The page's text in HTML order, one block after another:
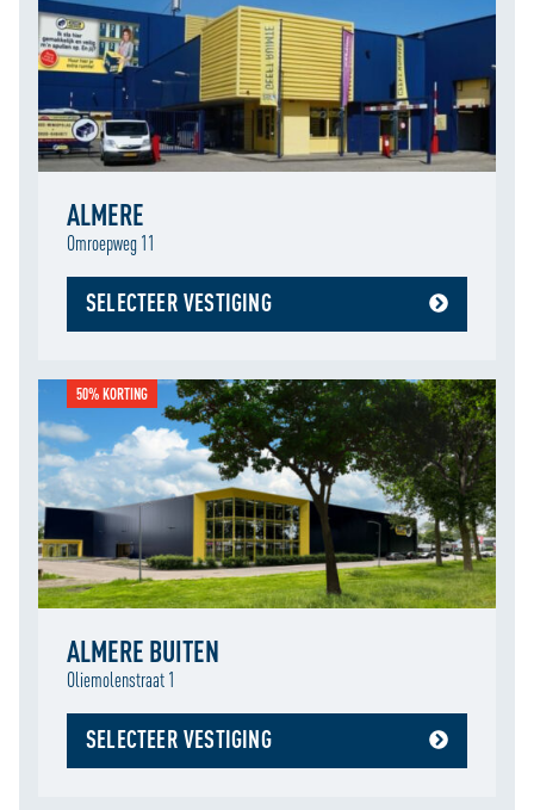
ALMERE
Omroepweg 11
SELECTEER VESTIGING
50% KORTING
ALMERE BUITEN
Oliemolenstraat 1
SELECTEER VESTIGING